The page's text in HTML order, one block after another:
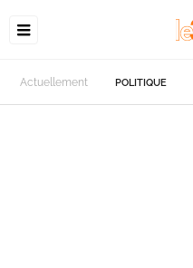
Actuellement POLITIQUE